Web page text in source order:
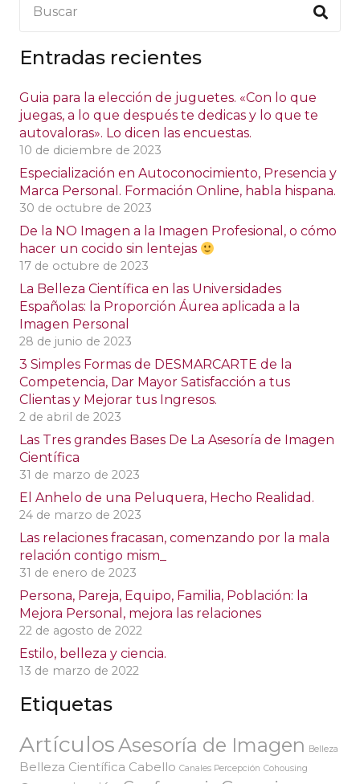
Entradas recientes
Guia para la elección de juguetes. «Con lo que
juegas, a lo que después te dedicas y lo que te
autovaloras». Lo dicen las encuestas.
10 de diciembre de 2023
Especialización en Autoconocimiento, Presencia y
Marca Personal. Formación Online, habla hispana.
30 de octubre de 2023
De la NO Imagen a la Imagen Profesional, o cómo
hacer un cocido sin lentejas
17 de octubre de 2023
La Belleza Científica en las Universidades
Españolas: la Proporción Áurea aplicada a la
Imagen Personal
28 de junio de 2023
3 Simples Formas de DESMARCARTE de la
Competencia, Dar Mayor Satisfacción a tus
Clientas y Mejorar tus Ingresos.
2 de abril de 2023
Las Tres grandes Bases De La Asesoría de Imagen
Científica
31 de marzo de 2023
El Anhelo de una Peluquera, Hecho Realidad.
24 de marzo de 2023
Las relaciones fracasan, comenzando por la mala
relación contigo mism_
31 de enero de 2023
Persona, Pareja, Equipo, Familia, Población: la
Mejora Personal, mejora las relaciones
22 de agosto de 2022
Estilo, belleza y ciencia.
13 de marzo de 2022
Etiquetas
ArtículosAsesoría de Imagen Belleza
Belleza Científica Cabello Canales Percepción Cohousing